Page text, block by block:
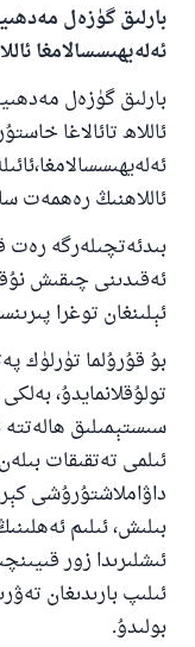
بارلىق گۈزەل
ئەلەيھىسسالامغا
بارلىق گۈزەل
ئاللاھ تائالاغا
ئاللاھنىڭ رەھمەت
بىدئەتچىلەرگە
ئەقىدىنى چىقىش
ئېلىنغان توغرا
بۇ قۇرۇلما تۈرلۈك
تولۇقلانمايدۇ،
سىستېمىلىق
ئىلمى تەتقىقات
داۋاملاشتۇرۇشى
بىلىش، ئىلىم
ئىشلىرىدا زور
ئىلىپ بارىدىغان
بولىدۇ.